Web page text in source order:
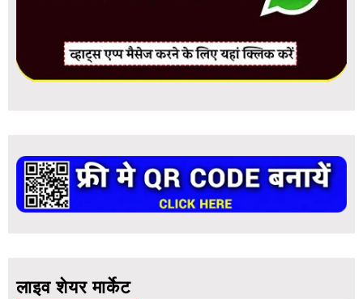
लाइव शेयर मार्केट